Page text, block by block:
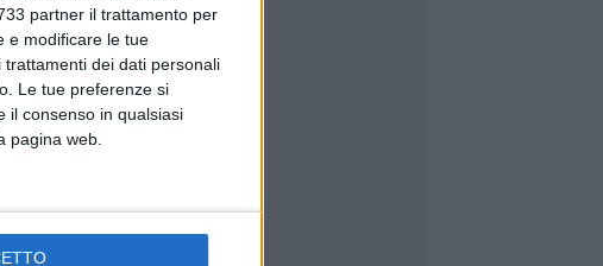
partner il trattamento per
e modificare le tue
dei dati personali
Le tue preferenze si
il consenso in qualsiasi
pagina web.